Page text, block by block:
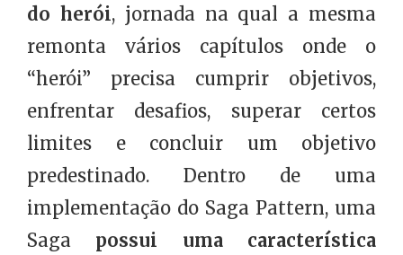
do herói, jornada na qual a mesma
remonta vários capítulos onde o
“herói” precisa cumprir objetivos,
enfrentar desafios, superar certos
limites e concluir um objetivo
predestinado. Dentro de uma
implementação do Saga Pattern, uma
Saga possui uma característica